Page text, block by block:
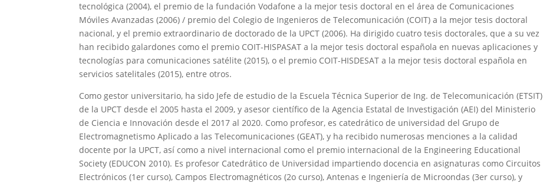
tecnológica (2004), el premio de la fundación Vodafone a la mejor tesis doctoral en el área de Comunicaciones
Móviles Avanzadas (2006) / premio del Colegio de Ingenieros de Telecomunicación (COIT) a la mejor tesis doctoral
nacional, y el premio extraordinario de doctorado de la UPCT (2006). Ha dirigido cuatro tesis doctorales, que a su vez
han recibido galardones como el premio COIT-HISPASAT a la mejor tesis doctoral española en nuevas aplicaciones y
tecnologías para comunicaciones satélite (2015), o el premio COIT-HISDESAT a la mejor tesis doctoral española en
servicios satelitales (2015), entre otros.
Como gestor universitario, ha sido Jefe de estudio de la Escuela Técnica Superior de Ing. de Telecomunicación (ETSIT)
de la UPCT desde el 2005 hasta el 2009, y asesor científico de la Agencia Estatal de Investigación (AEI) del Ministerio
de Ciencia e Innovación desde el 2017 al 2020. Como profesor, es catedrático de universidad del Grupo de
Electromagnetismo Aplicado a las Telecomunicaciones (GEAT), y ha recibido numerosas menciones a la calidad
docente por la UPCT, así como a nivel internacional como el premio internacional de la Engineering Educational
Society (EDUCON 2010). Es profesor Catedrático de Universidad impartiendo docencia en asignaturas como Circuitos
Electrónicos (1er curso), Campos Electromagnéticos (2o curso), Antenas e Ingeniería de Microondas (3er curso), y